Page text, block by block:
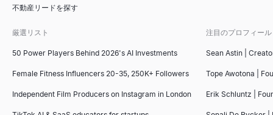
メール件名テストツール
メールの件名を無料でテスト。長さ、パワーワード、スパムト
企業インテリジェンススナップショット
B2B企業インテリジェンススナップショットを即座に生成 —
AI履歴書スクリーナー
履歴書をアップロードし、職務内容を貼り付けると、0～100
競合比較ツール
無料のAI搭載競合比較ツール。競合他社のSEO、価格設定、ソ
不動産リードを探す
厳選リスト
50 Power Players Behind 2026's AI Investments
Female Fitness Influencers 20-35, 250K+ Followers
Independent Film Producers on Instagram in London
注目のプロフィール
Sean Astin |
Tope Awotona |
Erik Schluntz |